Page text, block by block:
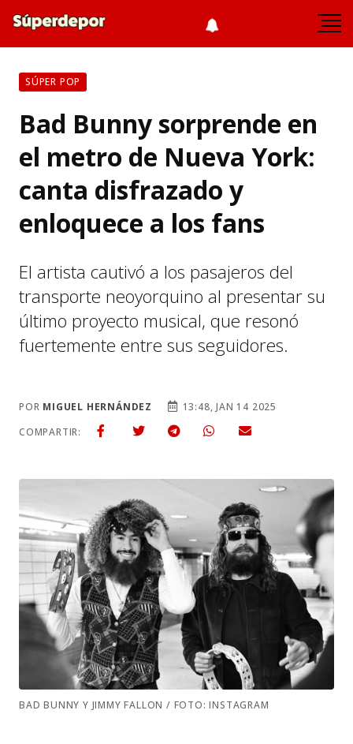
SÚPER POP
Bad Bunny sorprende en
el metro de Nueva York:
canta disfrazado y
enloquece a los fans
El artista cautivó a los pasajeros del
transporte neoyorquino al presentar su
último proyecto musical, que resonó
fuertemente entre sus seguidores.
POR MIGUEL HERNÁNDEZ
13:48, JAN 14 2025
COMPARTIR:
BAD BUNNY Y JIMMY FALLON / FOTO: INSTAGRAM